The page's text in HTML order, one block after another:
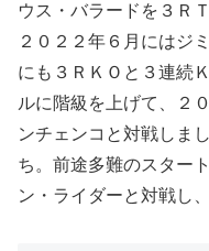
ウス・バラードを３Ｒ
２０２２年６月にはジ
にも３ＲＫＯと３連続
ルに階級を上げて、２
ンチェンコと対戦しま
ち。前途多難のスター
ン・ライダーと対戦し